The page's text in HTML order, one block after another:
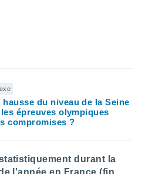
hausse du niveau de la Seine
épreuves olympiques
compromises ?
durant la
l'année en France (fin